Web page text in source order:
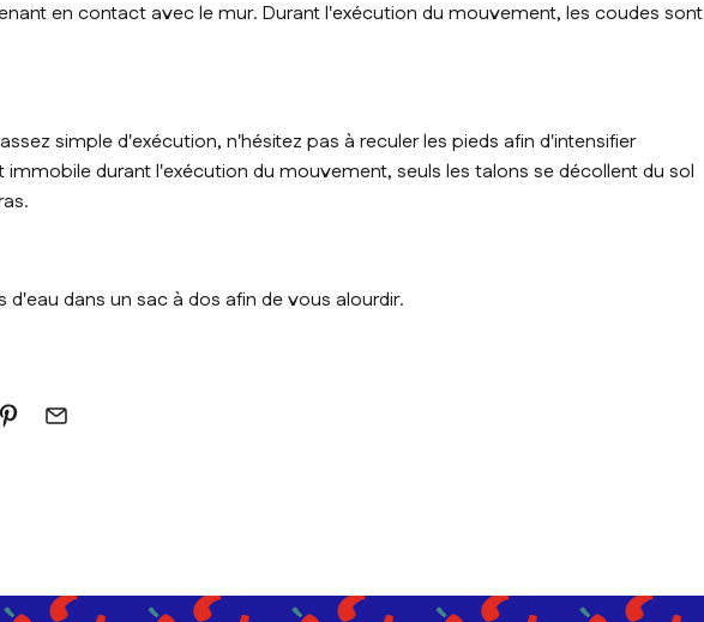
en contact avec le mur. Durant l'exécution du mouvement, les coudes sont
simple d'exécution, n'hésitez pas à reculer les pieds afin d'intensifier
immobile durant l'exécution du mouvement, seuls les talons se décollent du sol
d'eau dans un sac à dos afin de vous alourdir.